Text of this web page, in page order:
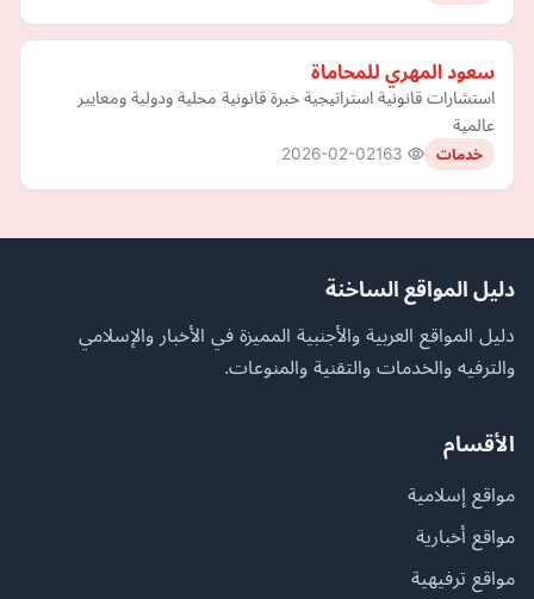
سعود المهري للمحاماة
استشارات قانونية استراتيجية خبرة قانونية محلية ودولية ومعايير
عالمية
خدمات 2026-02-02
دليل المواقع الساخنة
دليل المواقع العربية والأجنبية المميزة في الأخبار والإسلامي
والترفيه والخدمات والتقنية والمنوعات.
الأقسام
مواقع إسلامية
مواقع أخبارية
مواقع ترفيهية